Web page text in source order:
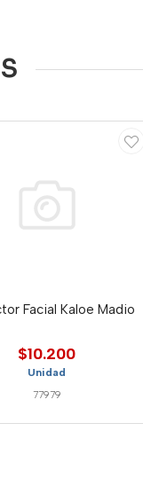
Facial Kaloe Madio
$10.200
Unidad
77979